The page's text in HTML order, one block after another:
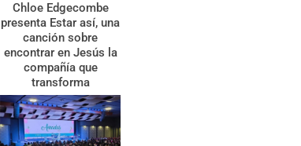
Chloe Edgecombe
presenta Estar así, una
canción sobre
encontrar en Jesús la
compañía que
transforma